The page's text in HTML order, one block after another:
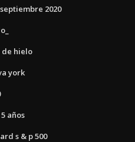
2020
de hielo
york
años
s & p 500